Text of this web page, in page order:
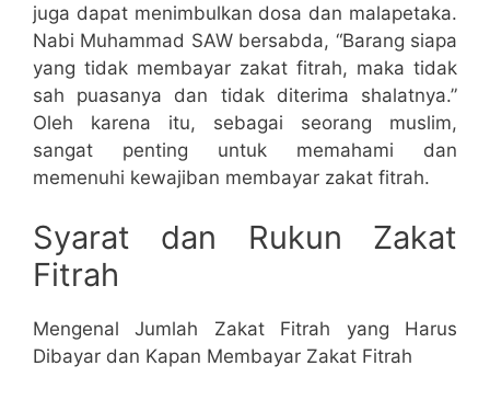
juga dapat menimbulkan dosa dan malapetaka.
Nabi Muhammad SAW bersabda, “Barang siapa
yang tidak membayar zakat fitrah, maka tidak
sah puasanya dan tidak diterima shalatnya.”
Oleh karena itu, sebagai seorang muslim,
sangat penting untuk memahami dan
memenuhi kewajiban membayar zakat fitrah.
Syarat dan Rukun Zakat
Fitrah
Mengenal Jumlah Zakat Fitrah yang Harus
Dibayar dan Kapan Membayar Zakat Fitrah